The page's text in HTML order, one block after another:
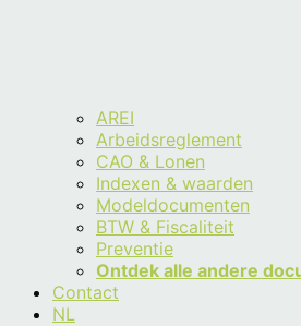
AREI
Arbeidsreglement
CAO & Lonen
Indexen & waarden
Modeldocumenten
BTW & Fiscaliteit
Preventie
Ontdek alle andere
Contact
NL